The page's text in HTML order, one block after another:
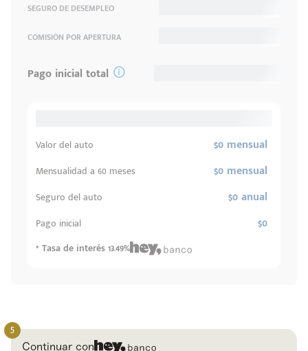
SEGURO DE DESEMPLEO
COMISIÓN POR APERTURA
Pago inicial total
Valor del auto $0 mensual
Mensualidad a 60 meses $0 mensual
Seguro del auto $0 anual
Pago inicial $0
* Tasa de interés 13.49%
Continuar con